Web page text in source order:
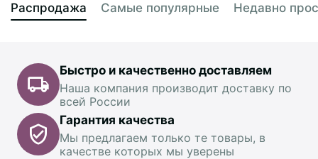
Распродажа Самые популярные Недавно
Быстро и качественно доставляем
Наша компания производит доставку по
всей России
Гарантия качества
Мы предлагаем только те товары, в
качестве которых мы уверены